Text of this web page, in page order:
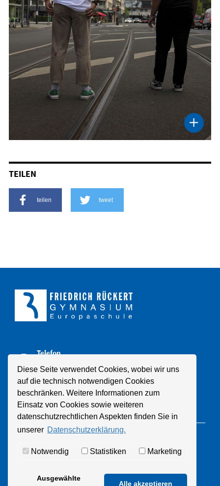
Diese Seite verwendet Cookies, wobei wir uns
auf die technisch notwendigen Cookies
beschränken. Weitere Informationen zum
Einsatz von Cookies sowie weiteren
datenschutzrechtlichen Aspekten finden Sie in
unserer Datenschutzerklärung.
Notwendig Statistiken Marketing
Ausgewählte
Alle akzeptieren
TEILEN
teilen tweet
Telefon
+49 211 8998310
E-Mail
Mail schreiben